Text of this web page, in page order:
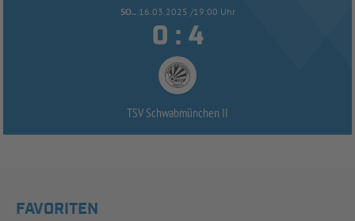
SO.. 16.03.2025 /19:00 Uhr
 : 
TSV Schwabmünchen II
FAVORITEN